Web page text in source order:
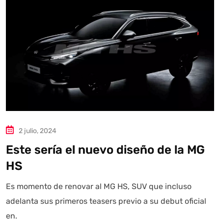
2 julio, 2024
Este sería el nuevo diseño de la MG
HS
Es momento de renovar al MG HS, SUV que incluso
adelanta sus primeros teasers previo a su debut oficial
en.
Autoanalítica IA Agente Inteligente
Estoy aquí para encontrar lo que necesitas. ¿Qué estás
buscando? "Este asistente con IA (OpenAI) ofrece
información referencial que puede contener errores.